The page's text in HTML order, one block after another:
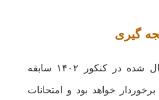
گیری
با توجه به تغییرات اعمال شده در کنکور ۱۴۰۲ سابقه
خواهد بود و امتحانات